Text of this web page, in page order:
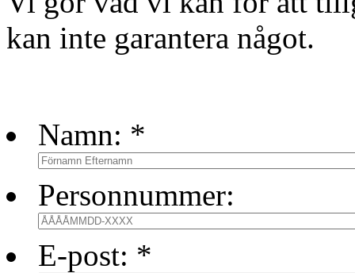
kan inte garantera något.
Namn: *
Personnummer:
E-post: *